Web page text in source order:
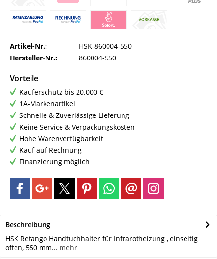
Artikel-Nr.:
HSK-860004-550
Hersteller-Nr.:
860004-550
Vorteile
Käuferschutz bis 20.000 €
1A-Markenartikel
Schnelle & Zuverlässige Lieferung
Keine Service & Verpackungskosten
Hohe Warenverfügbarkeit
Kauf auf Rechnung
Finanzierung möglich
Beschreibung
HSK Retango Handtuchhalter für Infrarotheizung , einseitig
offen, 550 mm... mehr